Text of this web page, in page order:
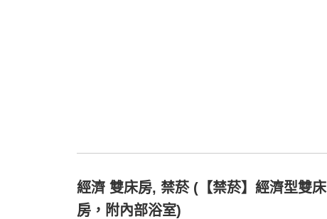
經濟 雙床房, 禁菸 (【禁菸】經濟型雙床
房，附內部浴室)